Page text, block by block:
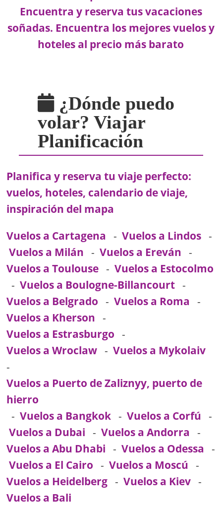
Encuentra y reserva tus vacaciones
soñadas. Encuentra los mejores vuelos y
hoteles al precio más barato
¿Dónde puedo
volar? Viajar
Planificación
Planifica y reserva tu viaje perfecto:
vuelos, hoteles, calendario de viaje,
inspiración del mapa
Vuelos a Cartagena -Vuelos a Lindos -
Vuelos a Milán -Vuelos a Ereván -
Vuelos a Toulouse -Vuelos a Estocolmo
-Vuelos a Boulogne-Billancourt -
Vuelos a Belgrado -Vuelos a Roma -
Vuelos a Kherson -
Vuelos a Estrasburgo -
Vuelos a Wroclaw -Vuelos a Mykolaiv
-
Vuelos a Puerto de Zaliznyy, puerto de
hierro
-Vuelos a Bangkok -Vuelos a Corfú -
Vuelos a Dubai -Vuelos a Andorra -
Vuelos a Abu Dhabi -Vuelos a Odessa -
Vuelos a El Cairo -Vuelos a Moscú -
Vuelos a Heidelberg -Vuelos a Kiev -
Vuelos a Bali